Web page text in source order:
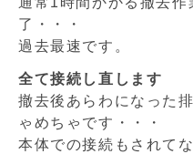
了・・・
過去最速です。
全て接続し直します
撤去後あらわになった
ゃめちゃです・・・
本体での接続もされて